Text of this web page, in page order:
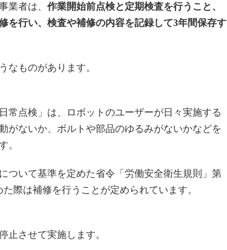
業者は、 作業開始前点検と定期検査を行うこと、
を行い、検査や補修の内容を記録して3年間保存す
なものがあります。
常点検」は、ロボットのユーザーが日々実施する
がないか、ボルトや部品のゆるみがないかなどを
。
ついて基準を定めた省令「労働安全衛生規則」第
際は補修を行うことが定められています。
止させて実施します。